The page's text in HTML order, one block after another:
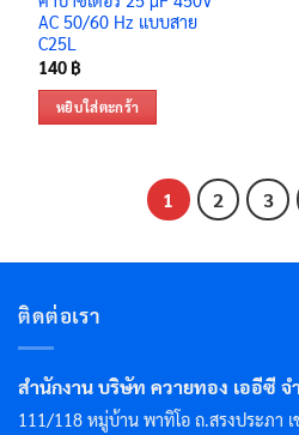
AC 50/60 Hz แบบสาย
C25L
140 ฿
หยิบใส่ตะกร้า
1 2 3
ติดต่อเรา
สำนักงาน บริษัท ควายทอง เออีซี จ
111/118 หมู่บ้าน พาทิโอ ถ.สรงประภา